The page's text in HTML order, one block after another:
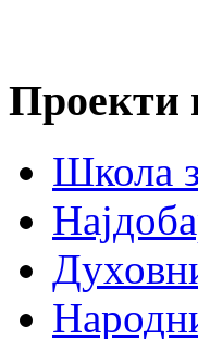
Проекти
Школа